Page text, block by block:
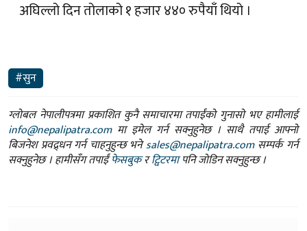
ग्लोबल नेपालीपत्रमा प्रकाशित कुनै समाचारमा तपाईंको गुनासो भए हामीलाई
info@nepalipatra.com
सक्नुहुनेछ । हामीसँग तपाईंफेसबुकरट्विटरमापनि जोडिन सक्नुहुन्छ ।